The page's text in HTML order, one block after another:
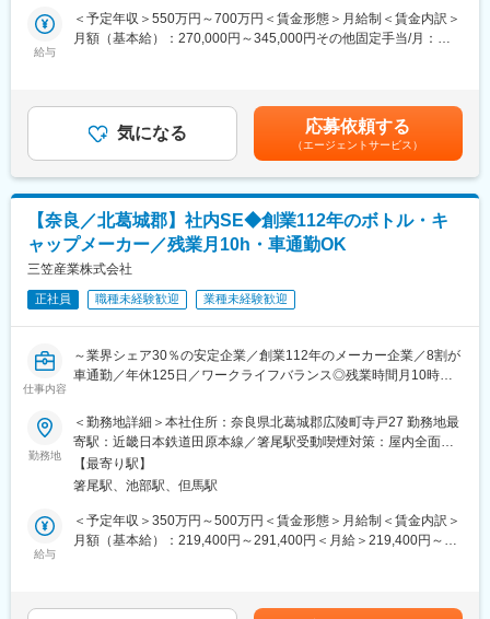
り、サポート体制が充実しています。
最短3年ほどで統括マネージャーにステップアップした実績あ
り！
・配属先は、【サーティワンアイスクリーム 関マーゴ本館店】
となり、その他2店舗（サーティワンアイスクリーム MEGAドン
キホーテUNY美濃加茂店、サーティワンアイスクリーム ラスパ
御嵩店）のマネジメントをお任せします。
変更の範囲：無
ゆくゆくはスキルに応じて、基幹システムの構築・企画や、IT戦
略の企画立案・実行などの上流工程にも携わっていただきます。
■組織構成
課長1名（40代）、メンバー4名（40代2名、30代2名）、派遣社
・課題を自ら探して改善できる方
・ユーザー対応（非IT部門の社員が理解できる言葉でITに関するコ
ミュニケーション）ができる方
・ベンダーをコントロールし、主体的に対応できる方
給与
＜予定年収＞550万円～700万円＜賃金形態＞月給制＜賃金内訳＞
月額（基本給）：270,000円～345,000円その他固定手当/月：
分※想定年収は皆勤手当、TQC手当および、30 時間/月の残業時間
手当を含んでおります。※別途、弊社支給規程に基づき、住宅手
当、家族手当を支給。賃金はあくまでも目安の金額であり、選考
を通じて上下する可能性があります。月給(月額)は固定手当を含め
た表記です。
気になる 応募依頼する
（エージェントサービス）
【奈良／北葛城郡】社内SE◆創業112年のボトル・キ
ャップメーカー／残業月10h・車通勤OK
三笠産業株式会社
正社員 職種未経験歓迎 業種未経験歓迎
仕事内容
～業界シェア30％の安定企業／創業112年のメーカー企業／8割が
車通勤／年休125日／ワークライフバランス◎残業時間月10時間
■職務概要：
調味料や酒類のキャップやボトルを製造する同社にて、ITインフ
ラ周りの業務をお任せします。
＜具体的な業務＞
・社内ネットワーク（LAN／WAN）の設計・構築・運用
・クラウド環境（SaaS、IaaS等）の導入・管理
勤務地
＜勤務地詳細＞本社住所：奈良県北葛城郡広陵町寺戸27 勤務地最
寄駅：近畿日本鉄道田原本線／箸尾駅受動喫煙対策：屋内全面禁
煙【最寄り駅】
箸尾駅、池部駅、但馬駅
給与
＜予定年収＞350万円～500万円＜賃金形態＞月給制＜賃金内訳＞
月額（基本給）：219,400円～291,400円＜月給＞219,400円～